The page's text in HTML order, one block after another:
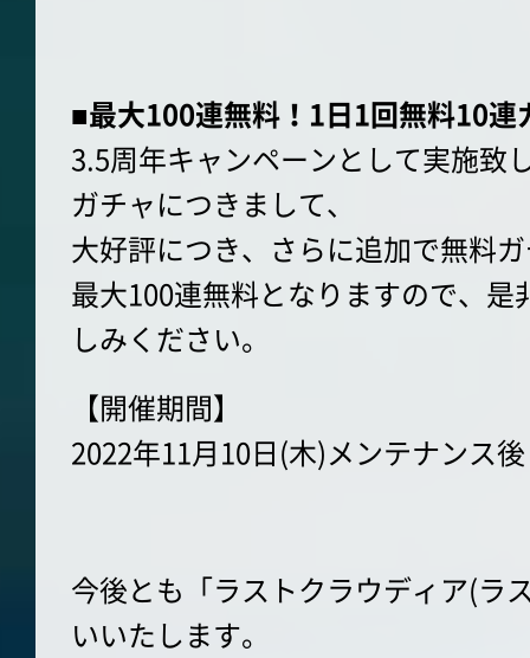
■最大100連無料！1日1回無料10連
3.5周年キャンペーンとして実施致
ガチャにつきまして、
大好評につき、さらに追加で無料
最大100連無料となりますので、
しみください。
【開催期間】
2022年11月10日(木)メンテナンス
今後とも「ラストクラウディア(ラ
いいたします。